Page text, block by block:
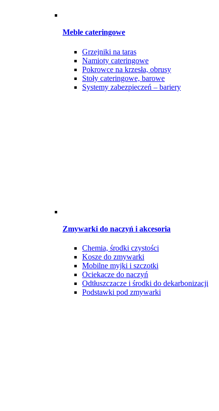
Meble cateringowe
Grzejniki na taras
Namioty cateringowe
Pokrowce na krzesła, obrusy
Stoły cateringowe, barowe
Systemy zabezpieczeń – bariery
Zmywarki do naczyń i akcesoria
Chemia, środki czystości
Kosze do zmywarki
Mobilne myjki i szczotki
Ociekacze do naczyń
Odtłuszczacze i środki do dekarbonizacji
Podstawki pod zmywarki